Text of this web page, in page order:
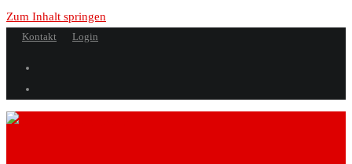
Zum Inhalt springen
Kontakt Login